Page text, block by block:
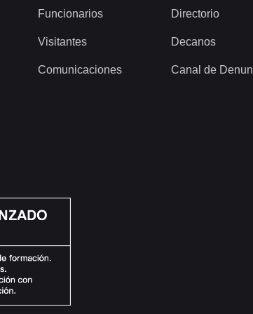
Funcionarios
Visitantes
Comunicaciones
Directorio
Decanos
Canal de